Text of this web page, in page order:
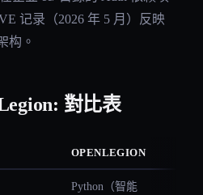
记录（2026 年 5 月）反映
构。
對比表
OPENLEGION
Python（智能